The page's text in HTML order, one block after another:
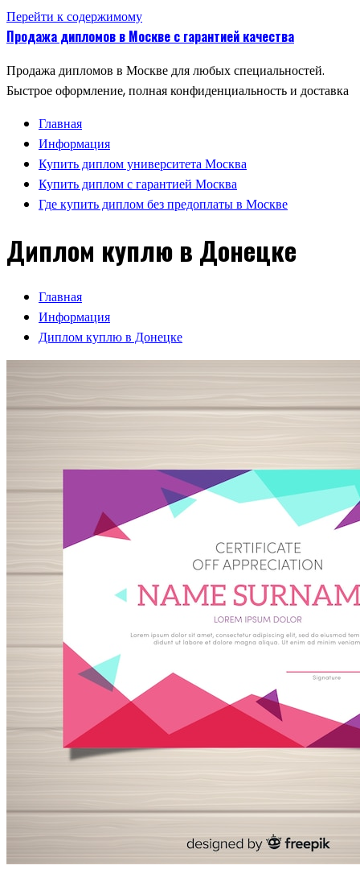
Перейти к содержимому
Продажа дипломов в Москве с гарантией качества
Продажа дипломов в Москве для любых специальностей.
Быстрое оформление, полная конфиденциальность и доставка
Главная
Информация
Купить диплом университета Москва
Купить диплом с гарантией Москва
Где купить диплом без предоплаты в Москве
Диплом куплю в Донецке
Главная
Информация
Диплом куплю в Донецке